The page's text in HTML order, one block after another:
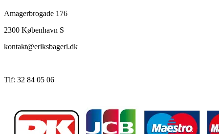
Amagerbrogade 176
2300 København S
kontakt@eriksbageri.dk
Tlf: 32 84 05 06